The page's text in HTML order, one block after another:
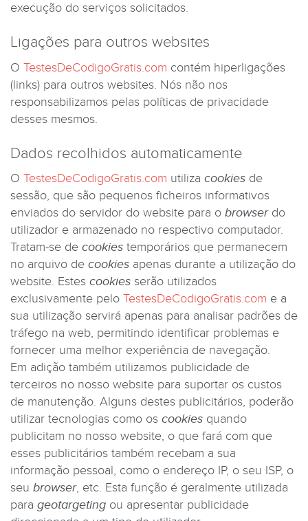
execução do serviços solicitados.
Ligações para outros websites
O TestesDeCodigoGratis.com contém hiperligações
(links) para outros websites. Nós não nos
responsabilizamos pelas políticas de privacidade
desses mesmos.
Dados recolhidos automaticamente
O TestesDeCodigoGratis.com utiliza cookies de
sessão, que são pequenos ficheiros informativos
enviados do servidor do website para o browserdo
utilizador e armazenado no respectivo computador.
Tratam-se de cookies temporários que permanecem
no arquivo de cookies apenas durante a utilização do
website. Estes cookies serão utilizados
exclusivamente pelo TestesDeCodigoGratis.com e a
sua utilização servirá apenas para analisar padrões de
tráfego na web, permitindo identificar problemas e
fornecer uma melhor experiência de navegação.
Em adição também utilizamos publicidade de
terceiros no nosso website para suportar os custos
de manutenção. Alguns destes publicitários, poderão
utilizar tecnologias como os cookies quando
publicitam no nosso website, o que fará com que
esses publicitários também recebam a sua
informação pessoal, como o endereço IP, o seu ISP, o
seu browser, etc. Esta função é geralmente utilizada
para geotargeting ou apresentar publicidade